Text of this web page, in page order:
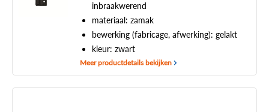
inbraakwerend
materiaal: zamak
bewerking (fabricage, afwerking): gelakt
kleur: zwart
Meer productdetails bekijken